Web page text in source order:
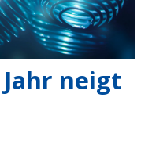
neigt